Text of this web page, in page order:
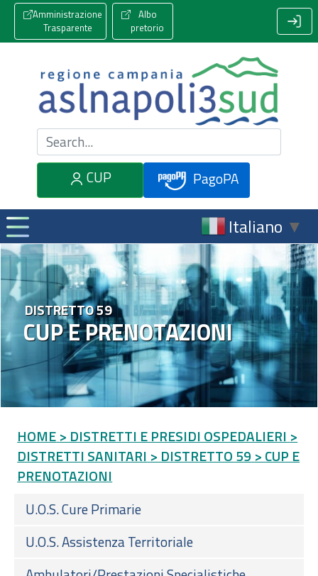
Amministrazione
Trasparente
Albo
pretorio
Cerca nel sito
CUP
PagoPA
Italiano ▼
CUP E PRENOTAZIONI
DISTRETTO 59
HOME > DISTRETTI E PRESIDI OSPEDALIERI >
DISTRETTI SANITARI > DISTRETTO 59 > CUP E
PRENOTAZIONI
U.O.S. Cure Primarie
U.O.S. Assistenza Territoriale